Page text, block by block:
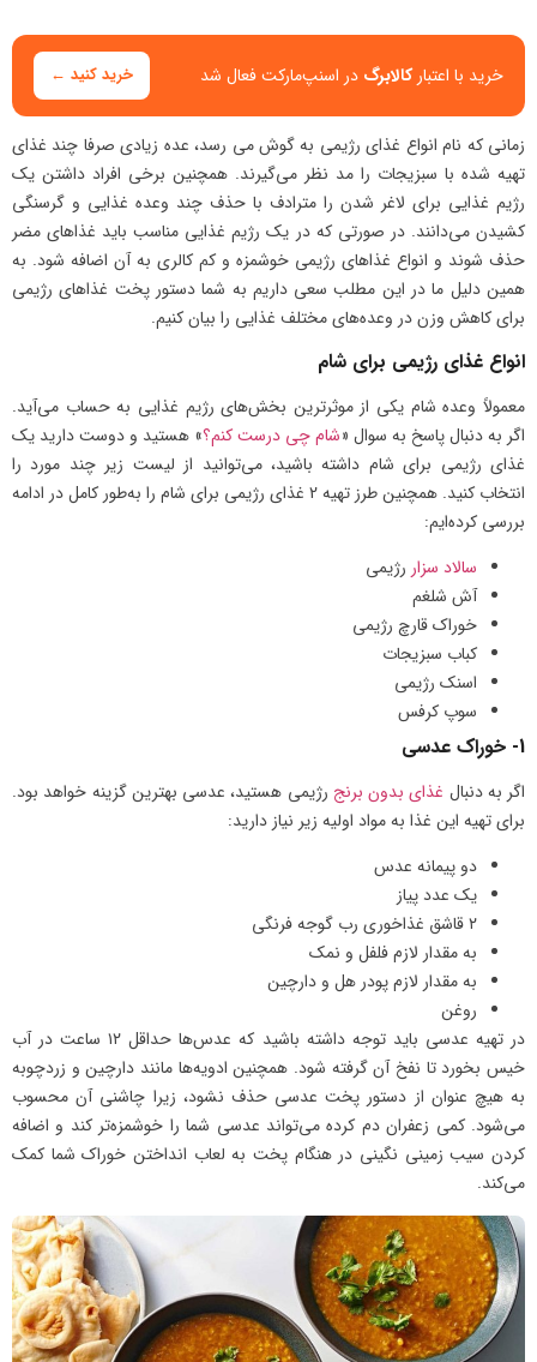
خرید با اعتبارکالابرگ در اسنپ‌مارکت فعال شد خرید کنید ←
زمانی که نام انواع غذای رژیمی به گوش می رسد، عده زیادی صرفا چند غذای
تهیه شده با سبزیجات را مد نظر می‌گیرند. همچنین برخی افراد داشتن یک
رژیم غذایی برای لاغر شدن را مترادف با حذف چند وعده غذایی و گرسنگی
کشیدن می‌دانند. در صورتی که در یک رژیم غذایی مناسب باید غذاهای مضر
حذف شوند و انواع غذاهای رژیمی خوشمزه و کم کالری به آن اضافه شود. به
همین دلیل ما در این مطلب سعی داریم به شما دستور پخت غذاهای رژیمی
برای کاهش وزن در وعده‌های مختلف غذایی را بیان کنیم.
انواع غذای رژیمی برای شام
معمولاً وعده شام یکی از موثرترین بخش‌های رژیم غذایی به حساب می‌آید.
اگر به دنبال پاسخ به سوال «شام چی درست کنم؟» هستید و دوست دارید یک
غذای رژیمی برای شام داشته باشید، می‌توانید از لیست زیر چند مورد را
انتخاب کنید. همچنین طرز تهیه 2 غذای رژیمی برای شام را به‌طور کامل در ادامه
بررسی کرده‌ایم:
سالاد سزار رژیمی
آش شلغم
خوراک قارچ رژیمی
کباب سبزیجات
اسنک رژیمی
سوپ کرفس
1- خوراک عدسی
اگر به دنبال غذای بدون برنج رژیمی هستید، عدسی بهترین گزینه خواهد بود.
برای تهیه این غذا به مواد اولیه زیر نیاز دارید:
دو پیمانه عدس
یک عدد پیاز
۲ قاشق غذاخوری رب گوجه فرنگی
به مقدار لازم فلفل و نمک
به مقدار لازم پودر هل و دارچین
روغن
در تهیه عدسی باید توجه داشته باشید که عدس‌ها حداقل ۱۲ ساعت در آب
خیس بخورد تا نفخ آن گرفته شود. همچنین ادویه‌ها مانند دارچین و زردچوبه
به هیچ عنوان از دستور پخت عدسی حذف نشود، زیرا چاشنی آن محسوب
می‌شود. کمی زعفران دم کرده می‌تواند عدسی شما را خوشمزه‌تر کند و اضافه
کردن سیب زمینی نگینی در هنگام پخت به لعاب انداختن خوراک شما کمک
می‌کند.